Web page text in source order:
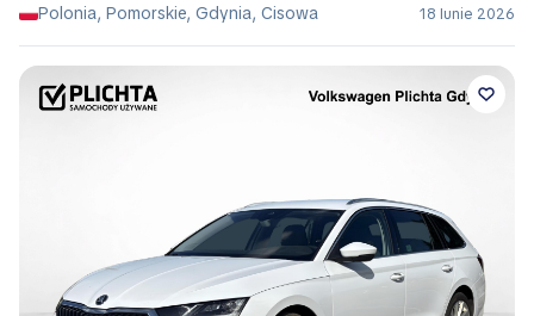
Polonia, Pomorskie, Gdynia, Cisowa
18 Iunie 2026